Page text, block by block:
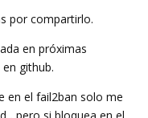
por compartirlo.
en próximas
github.
en el fail2ban solo me